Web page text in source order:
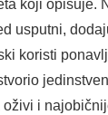
koji opisuje.
usputni,
koristi
i